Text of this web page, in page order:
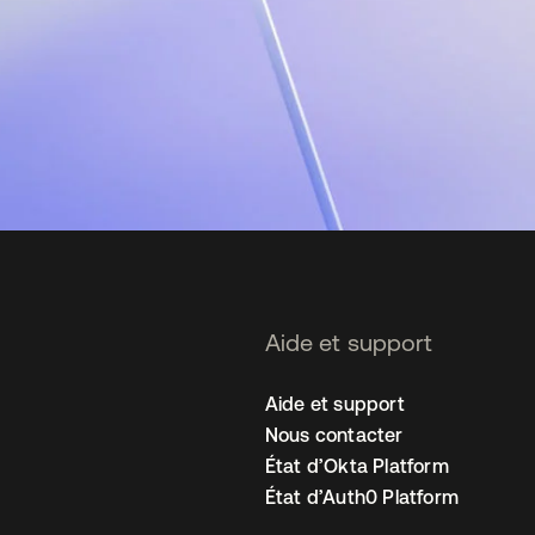
Aide et support
Aide et support
Nous contacter
État d’Okta Platform
État d’Auth0 Platform